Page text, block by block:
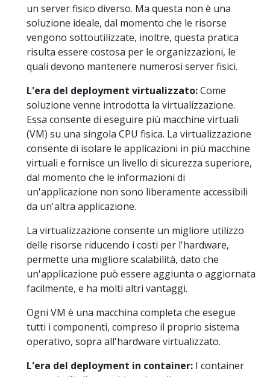
un server fisico diverso. Ma questa non è una
soluzione ideale, dal momento che le risorse
vengono sottoutilizzate, inoltre, questa pratica
risulta essere costosa per le organizzazioni, le
quali devono mantenere numerosi server fisici.
L'era del deployment virtualizzato:Come
soluzione venne introdotta la virtualizzazione.
Essa consente di eseguire più macchine virtuali
(VM) su una singola CPU fisica. La virtualizzazione
consente di isolare le applicazioni in più macchine
virtuali e fornisce un livello di sicurezza superiore,
dal momento che le informazioni di
un'applicazione non sono liberamente accessibili
da un'altra applicazione.
La virtualizzazione consente un migliore utilizzo
delle risorse riducendo i costi per l'hardware,
permette una migliore scalabilità, dato che
un'applicazione può essere aggiunta o aggiornata
facilmente, e ha molti altri vantaggi.
Ogni VM è una macchina completa che esegue
tutti i componenti, compreso il proprio sistema
operativo, sopra all'hardware virtualizzato.
L'era del deployment in container: I container